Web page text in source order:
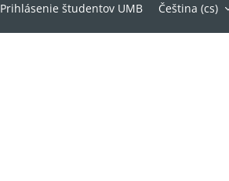
Prihlásenie študentov UMB Čeština ‎(cs)‎